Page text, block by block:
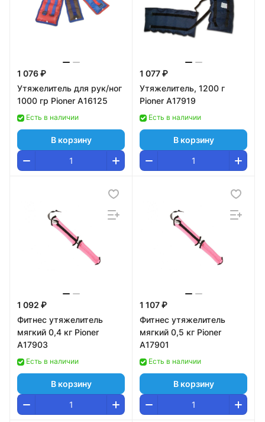
1 076 ₽
Утяжелитель для рук/ног
1000 гр Pioner A16125
Есть в наличии
В корзину
1 077 ₽
Утяжелитель, 1200 г
Pioner A17919
Есть в наличии
В корзину
1 092 ₽
Фитнес утяжелитель
мягкий 0,4 кг Pioner
A17903
Есть в наличии
В корзину
1 107 ₽
Фитнес утяжелитель
мягкий 0,5 кг Pioner
A17901
Есть в наличии
В корзину